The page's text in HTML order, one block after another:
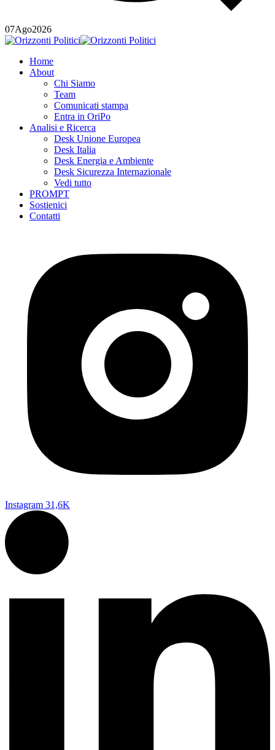
07Ago2026
Home
About
Chi Siamo
Team
Comunicati stampa
Entra in OriPo
Analisi e Ricerca
Desk Unione Europea
Desk Italia
Desk Energia e Ambiente
Desk Sicurezza Internazionale
Vedi tutto
PROMPT
Sostienici
Contatti
Instagram 31,6K